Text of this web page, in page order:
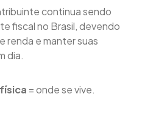
continua sendo
fiscal no Brasil, devendo
renda e manter suas
dia.
= onde se vive.